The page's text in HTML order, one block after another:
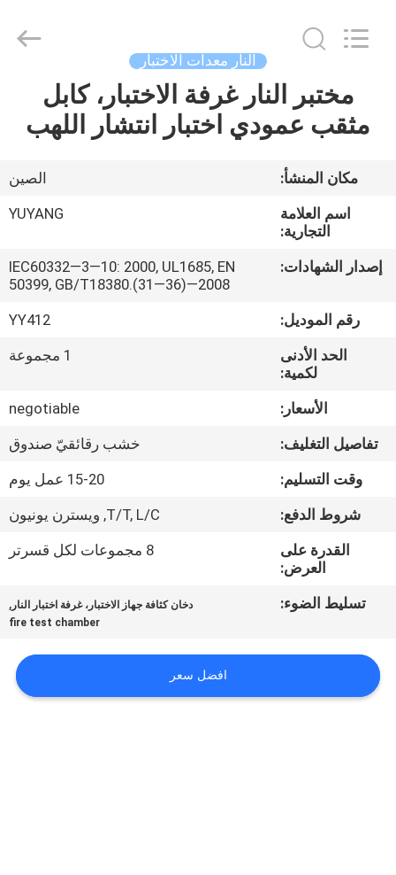
مسكن
عرض
الافتراضي
معلومات
في
المعمل
اتصل
أخبار
اطلب
اقتباس
INSTRUMENT
النار معدات الاختبار
مختبر النار غرفة الاختبار، كابل
مثقب عمودي اختبار انتشار اللهب
مكان المنشأ:
الصين
اسم العلامة
التجارية:
YUYANG
إصدار الشهادات:
IEC60332—3—10: 2000, UL1685, EN
50399, GB/T18380.(31—36)—2008
رقم الموديل:
YY412
الحد الأدنى
لكمية:
1 مجموعة
الأسعار:
negotiable
تفاصيل التغليف:
خشب رقائقيّ صندوق
وقت التسليم:
15-20 عمل يوم
شروط الدفع:
T/T, L/C, ويسترن يونيون
القدرة على
العرض:
8 مجموعات لكل قسرتر
تسليط الضوء: دخان كثافة جهاز الاختبار، غرفة اختبار النار ,
fire test chamber
افضل سعر